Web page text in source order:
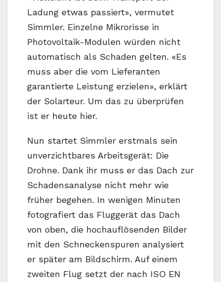
Ladung etwas passiert», vermutet
Simmler. Einzelne Mikrorisse in
Photovoltaik-Modulen würden nicht
automatisch als Schaden gelten. «Es
muss aber die vom Lieferanten
garantierte Leistung erzielen», erklärt
der Solarteur. Um das zu überprüfen
ist er heute hier.
Nun startet Simmler erstmals sein
unverzichtbares Arbeitsgerät: Die
Drohne. Dank ihr muss er das Dach zur
Schadensanalyse nicht mehr wie
früher begehen. In wenigen Minuten
fotografiert das Fluggerät das Dach
von oben, die hochauflösenden Bilder
mit den Schneckenspuren analysiert
er später am Bildschirm. Auf einem
zweiten Flug setzt der nach ISO EN